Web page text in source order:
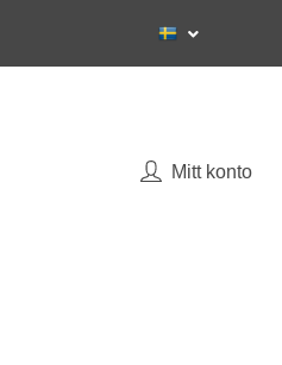
Mitt konto